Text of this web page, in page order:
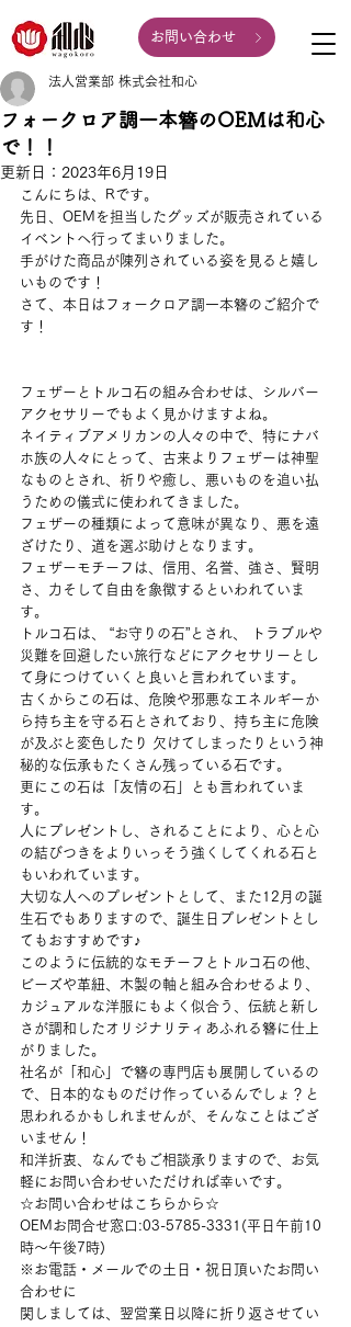
お問い合わせ
フォークロア調一本簪のOEMは和心
で！！
法人営業部 株式会社和心
更新日： 2023年6月19日
こんにちは、Rです。
先日、OEMを担当したグッズが販売されている
イベントへ行ってまいりました。
手がけた商品が陳列されている姿を見ると嬉し
いものです！
さて、本日はフォークロア調一本簪のご紹介で
す！
フェザーとトルコ石の組み合わせは、シルバー
アクセサリーでもよく見かけますよね。
ネイティブアメリカンの人々の中で、特にナバ
ホ族の人々にとって、古来よりフェザーは神聖
なものとされ、祈りや癒し、悪いものを追い払
うための儀式に使われてきました。
フェザーの種類によって意味が異なり、悪を遠
ざけたり、道を選ぶ助けとなります。
フェザーモチーフは、信用、名誉、強さ、賢明
さ、力そして自由を象徴するといわれていま
す。
トルコ石は、 “お守りの石”とされ、 トラブルや
災難を回避したい旅行などにアクセサリーとし
て身につけていくと良いと言われています。
古くからこの石は、危険や邪悪なエネルギーか
ら持ち主を守る石とされており、持ち主に危険
が及ぶと変色したり 欠けてしまったりという神
秘的な伝承もたくさん残っている石です。
更にこの石は「友情の石」とも言われていま
す。
人にプレゼントし、されることにより、心と心
の結びつきをよりいっそう強くしてくれる石と
もいわれています。
大切な人へのプレゼントとして、また12月の誕
生石でもありますので、誕生日プレゼントとし
てもおすすめです♪
このように伝統的なモチーフとトルコ石の他、
ビーズや革紐、木製の軸と組み合わせるより、
カジュアルな洋服にもよく似合う、伝統と新し
さが調和したオリジナリティあふれる簪に仕上
がりました。
社名が「和心」で簪の専門店も展開しているの
で、日本的なものだけ作っているんでしょ？と
思われるかもしれませんが、そんなことはござ
いません！
和洋折衷、なんでもご相談承りますので、お気
軽にお問い合わせいただければ幸いです。
☆お問い合わせはこちらから☆
OEMお問合せ窓口:03-5785-3331(平日午前10
時～午後7時)
※お電話・メールでの土日・祝日頂いたお問い
合わせに
関しましては、翌営業日以降に折り返させてい